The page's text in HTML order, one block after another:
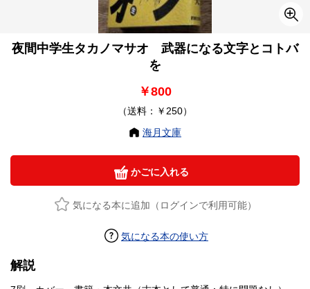
夜間中学生タカノマサオ 武器になる文字とコトバ
を
￥800
（送料：￥250）
海月文庫
かごに入れる
気になる本に追加（ログインで利用可能）
気になる本の使い方
解説